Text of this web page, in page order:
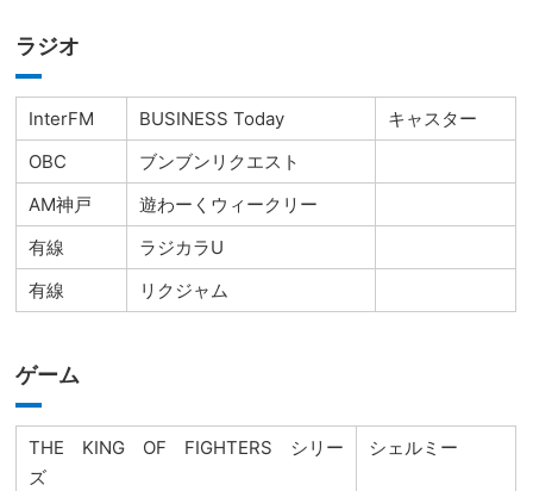
ラジオ
InterFM BUSINESS Today
キャスター
OBC
ブンブンリクエスト
AM神戸
遊わーくウィークリー
有線
ラジカラU
有線
リクジャム
ゲーム
THE KING OF FIGHTERS シリー
ズ
シェルミー